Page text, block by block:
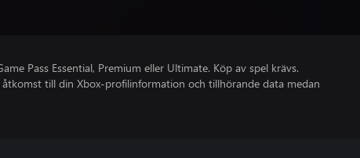
Pass Essential, Premium eller Ultimate. Köp av spel krävs.
till din Xbox-profilinformation och tillhörande data medan